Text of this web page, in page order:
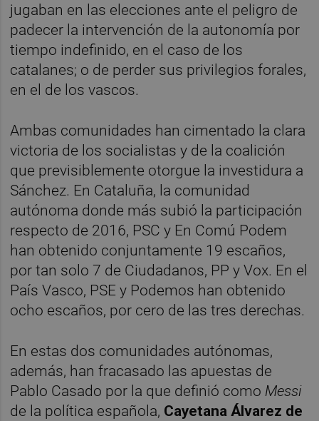
jugaban en las elecciones ante el peligro de
padecer la intervención de la autonomía por
tiempo indefinido, en el caso de los
catalanes; o de perder sus privilegios forales,
en el de los vascos.
Ambas comunidades han cimentado la clara
victoria de los socialistas y de la coalición
que previsiblemente otorgue la investidura a
Sánchez. En Cataluña, la comunidad
autónoma donde más subió la participación
respecto de 2016, PSC y En Comú Podem
han obtenido conjuntamente 19 escaños,
por tan solo 7 de Ciudadanos, PP y Vox. En el
País Vasco, PSE y Podemos han obtenido
ocho escaños, por cero de las tres derechas.
En estas dos comunidades autónomas,
además, han fracasado las apuestas de
Pablo Casado por la que definió como Messi
de la política española, Cayetana Álvarez de